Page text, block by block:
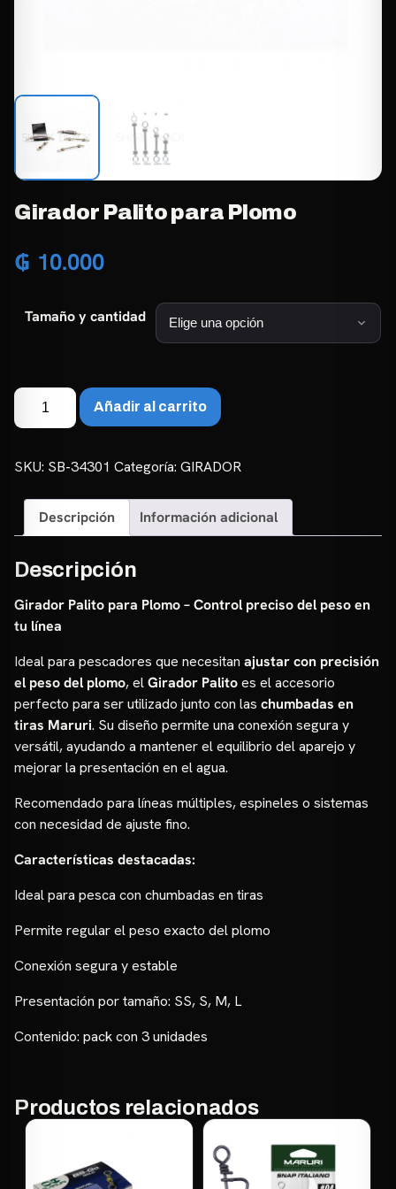
Girador Palito para Plomo
₲ 10.000
Tamaño y cantidad
Girador
Palito
Plomo
Añadir al carrito
SKU: SB-34301 Categoría: GIRADOR
Descripción Información adicional
Descripción
Girador Palito para Plomo – Control preciso del peso en
tu línea
Ideal para pescadores que necesitan ajustar con precisión
el peso del plomo, elGirador Palitoes el accesorio
perfecto para ser utilizado junto con las chumbadas en
tiras Maruri. Su diseño permite una conexión segura y
versátil, ayudando a mantener el equilibrio del aparejo y
mejorar la presentación en el agua.
Recomendado para líneas múltiples, espineles o sistemas
con necesidad de ajuste fino.
Características destacadas:
Ideal para pesca con chumbadas en tiras
Permite regular el peso exacto del plomo
Conexión segura y estable
Presentación por tamaño: SS, S, M, L
Contenido: pack con 3 unidades
Productos relacionados